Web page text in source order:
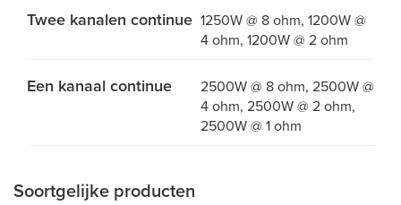
Twee kanalen continue 1250W @ 8 ohm, 1200W @
4 ohm, 1200W @ 2 ohm
Een kanaal continue
2500W @ 8 ohm, 2500W @
4 ohm, 2500W @ 2 ohm,
2500W @ 1 ohm
Soortgelijke producten